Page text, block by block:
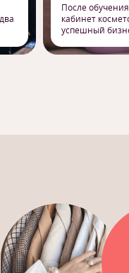
После
кабинет
успешный